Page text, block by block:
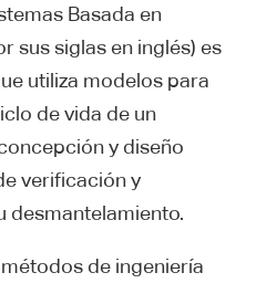
Basada en
sus siglas en inglés) es
utiliza modelos para
de vida de un
y diseño
verificación y
desmantelamiento.
de ingeniería